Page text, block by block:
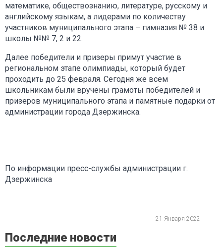
математике, обществознанию, литературе, русскому и
английскому языкам, а лидерами по количеству
участников муниципального этапа – гимназия № 38 и
школы №№ 7, 2 и 22.
Далее победители и призеры примут участие в
региональном этапе олимпиады, который будет
проходить до 25 февраля. Сегодня же всем
школьникам были вручены грамоты победителей и
призеров муниципального этапа и памятные подарки от
администрации города Дзержинска.
По информации пресс-службы администрации г.
Дзержинска
21 Января 2022
Последние новости